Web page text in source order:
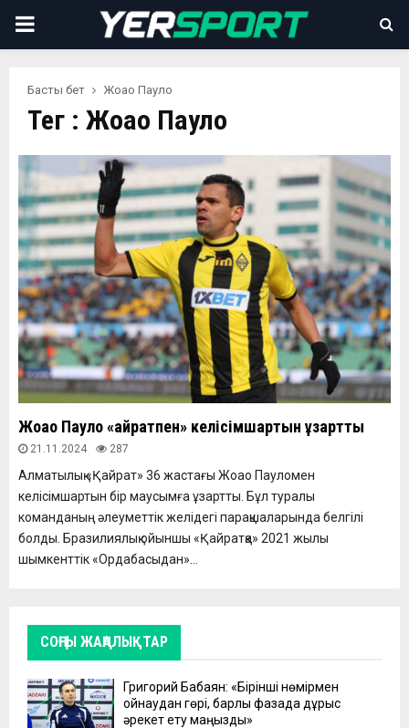
PRIMARY
Басты бет Жоао Пауло
Тег : Жоао Пауло
Жоао Пауло «Қайратпен» келісімшартын ұзартты
21.11.2024 287
Алматылық «Қайрат» 36 жастағы Жоао Пауломен
келісімшартын бір маусымға ұзартты. Бұл туралы
команданың әлеуметтік желідегі парақшаларында белгілі
болды. Бразилиялық ойыншы «Қайратқа» 2021 жылы
шымкенттік «Ордабасыдан»...
СОҢҒЫ ЖАҢАЛЫҚТАР
Григорий Бабаян: «Бірінші нөмірмен
ойнаудан гөрі, барлық фазада дұрыс
әрекет ету маңызды»